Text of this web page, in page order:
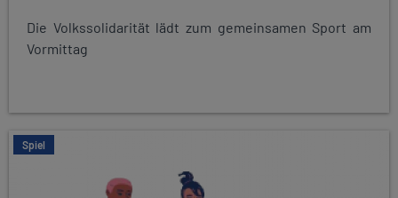
Die Volkssolidarität lädt zum gemeinsamen Sport am
Vormittag
Spiel